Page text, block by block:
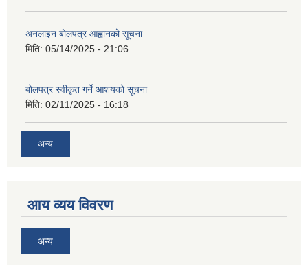
अनलाइन बोलपत्र आह्वानको सूचना
मिति: 05/14/2025 - 21:06
बोलपत्र स्वीकृत गर्ने आशयकाे सूचना
मिति: 02/11/2025 - 16:18
अन्य
आय व्यय विवरण
अन्य